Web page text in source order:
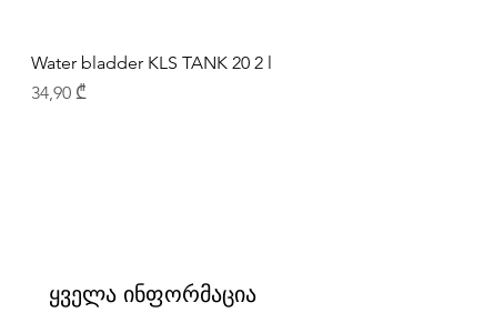
Water bladder KLS TANK 20 2 l
Price
34,90 ₾
ყველა ინფორმაცია